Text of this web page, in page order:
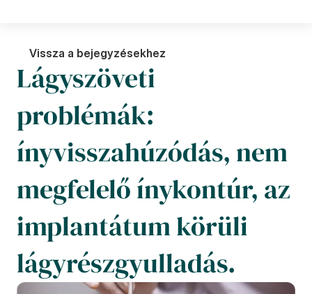
Vissza a bejegyzésekhez
Lágyszöveti
problémák:
ínyvisszahúzódás, nem
megfelelő ínykontúr, az
implantátum körüli
lágyrészgyulladás.